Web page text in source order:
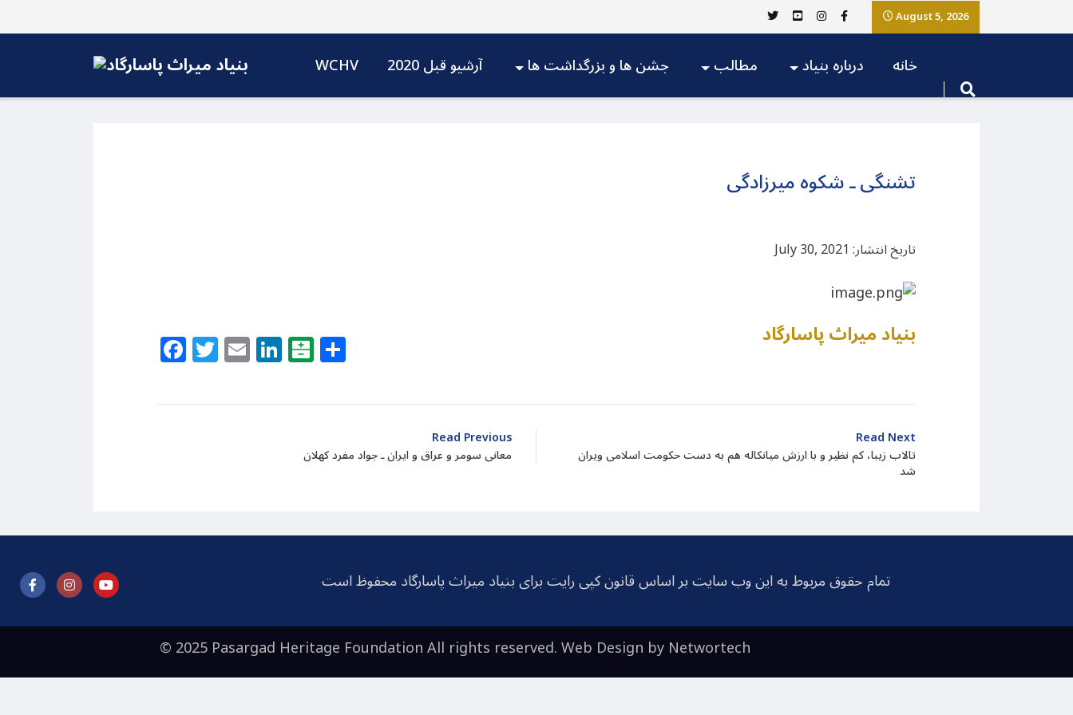
August 5, 2026
WCHV آرشیو قبل 2020 جشن ها و بزرگداشت ها مطالب درباره بنیاد خانه
تشنگی ـ شکوه میرزادگی
تاریخ انتشار: July 30, 2021
Facebook
Twitter
EmailLinkedIn
Balatarin بنیاد میراث پاسارگاد
Read Previous
معانی سومر و عراق و ایران ـ جواد مفرد کهلان
Read Next
تالاب زیبا، کم نظیر و با ارزش میانکاله هم به دست حکومت اسلامی ویران
شد
تمام حقوق مربوط به این وب سایت بر اساس قانون کپی رایت برای بنیاد میراث پاسارگاد محفوظ است
© 2025 Pasargad Heritage Foundation All rights reserved. Web Design byNetwortech